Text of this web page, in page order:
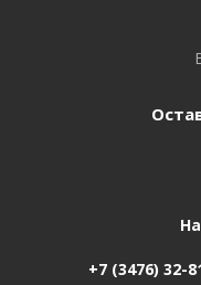
+7 (3476) 32-